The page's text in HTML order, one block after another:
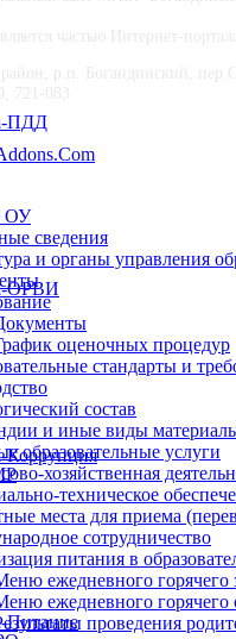
ОУ
сведения
и органы управления
оценочных процедур
стандарты и
состав
и иные виды
образовательные услуги
хозяйственная
техническое
места для приема
сотрудничество
питания в
ежедневного горячего
ежедневного горячего
проведения